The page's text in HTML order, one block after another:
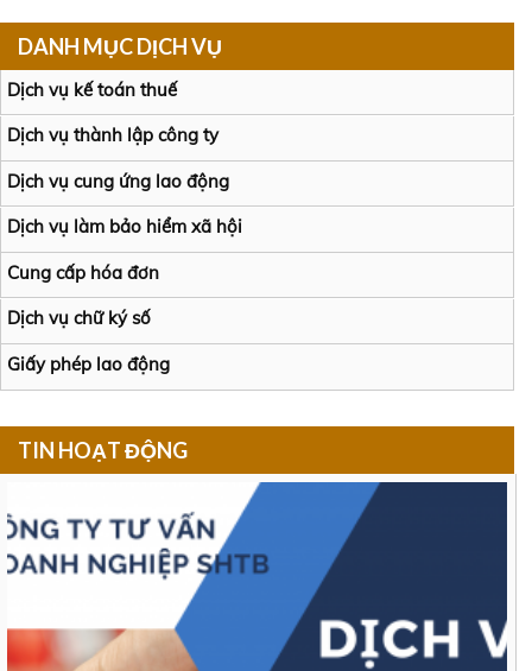
DANH MỤC DỊCH VỤ
Dịch vụ kế toán thuế
Dịch vụ thành lập công ty
Dịch vụ cung ứng lao động
Dịch vụ làm bảo hiểm xã hội
Cung cấp hóa đơn
Dịch vụ chữ ký số
Giấy phép lao động
TIN HOẠT ĐỘNG